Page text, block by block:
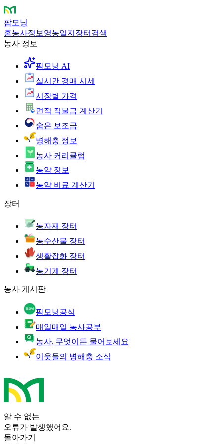
팜모닝
홈농사정보 영농일지 장터 검색
농사 정보
팜모닝 AI
실시간 경매 시세
시장별 가격
면적 직불금 계산기
숨은 보조금
병해충 정보
농사 커리큘럼
농약 정보
농약 비료 계산기
장터
농자재 장터
농수산물 장터
생활잡화 장터
농기계 장터
농사 게시판
팜모닝공식
매일매일 농사공부
농사, 무엇이든 물어보세요
이웃들의 병해충 소식
알 수 없는
오류가 발생했어요.
돌아가기